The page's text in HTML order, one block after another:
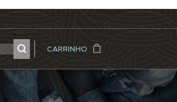
CARRINHO